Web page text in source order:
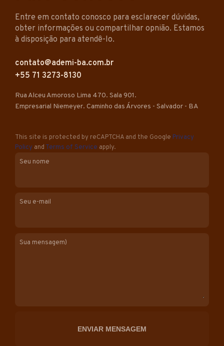
Entre em contato conosco para esclarecer dúvidas,
obter informações ou compartilhar opnião. Estamos
à disposição para atendê-lo.
contato@ademi-ba.com.br
+55 71 3273-8130
Rua Alceu Amoroso Lima 470. Sala 901.
Empresarial Niemeyer. Caminho das Árvores - Salvador - BA
This site is protected by reCAPTCHA and the Google Privacy
Policy and Terms of Service apply.
Seu nome
Seu e-mail
Sua mensagem)